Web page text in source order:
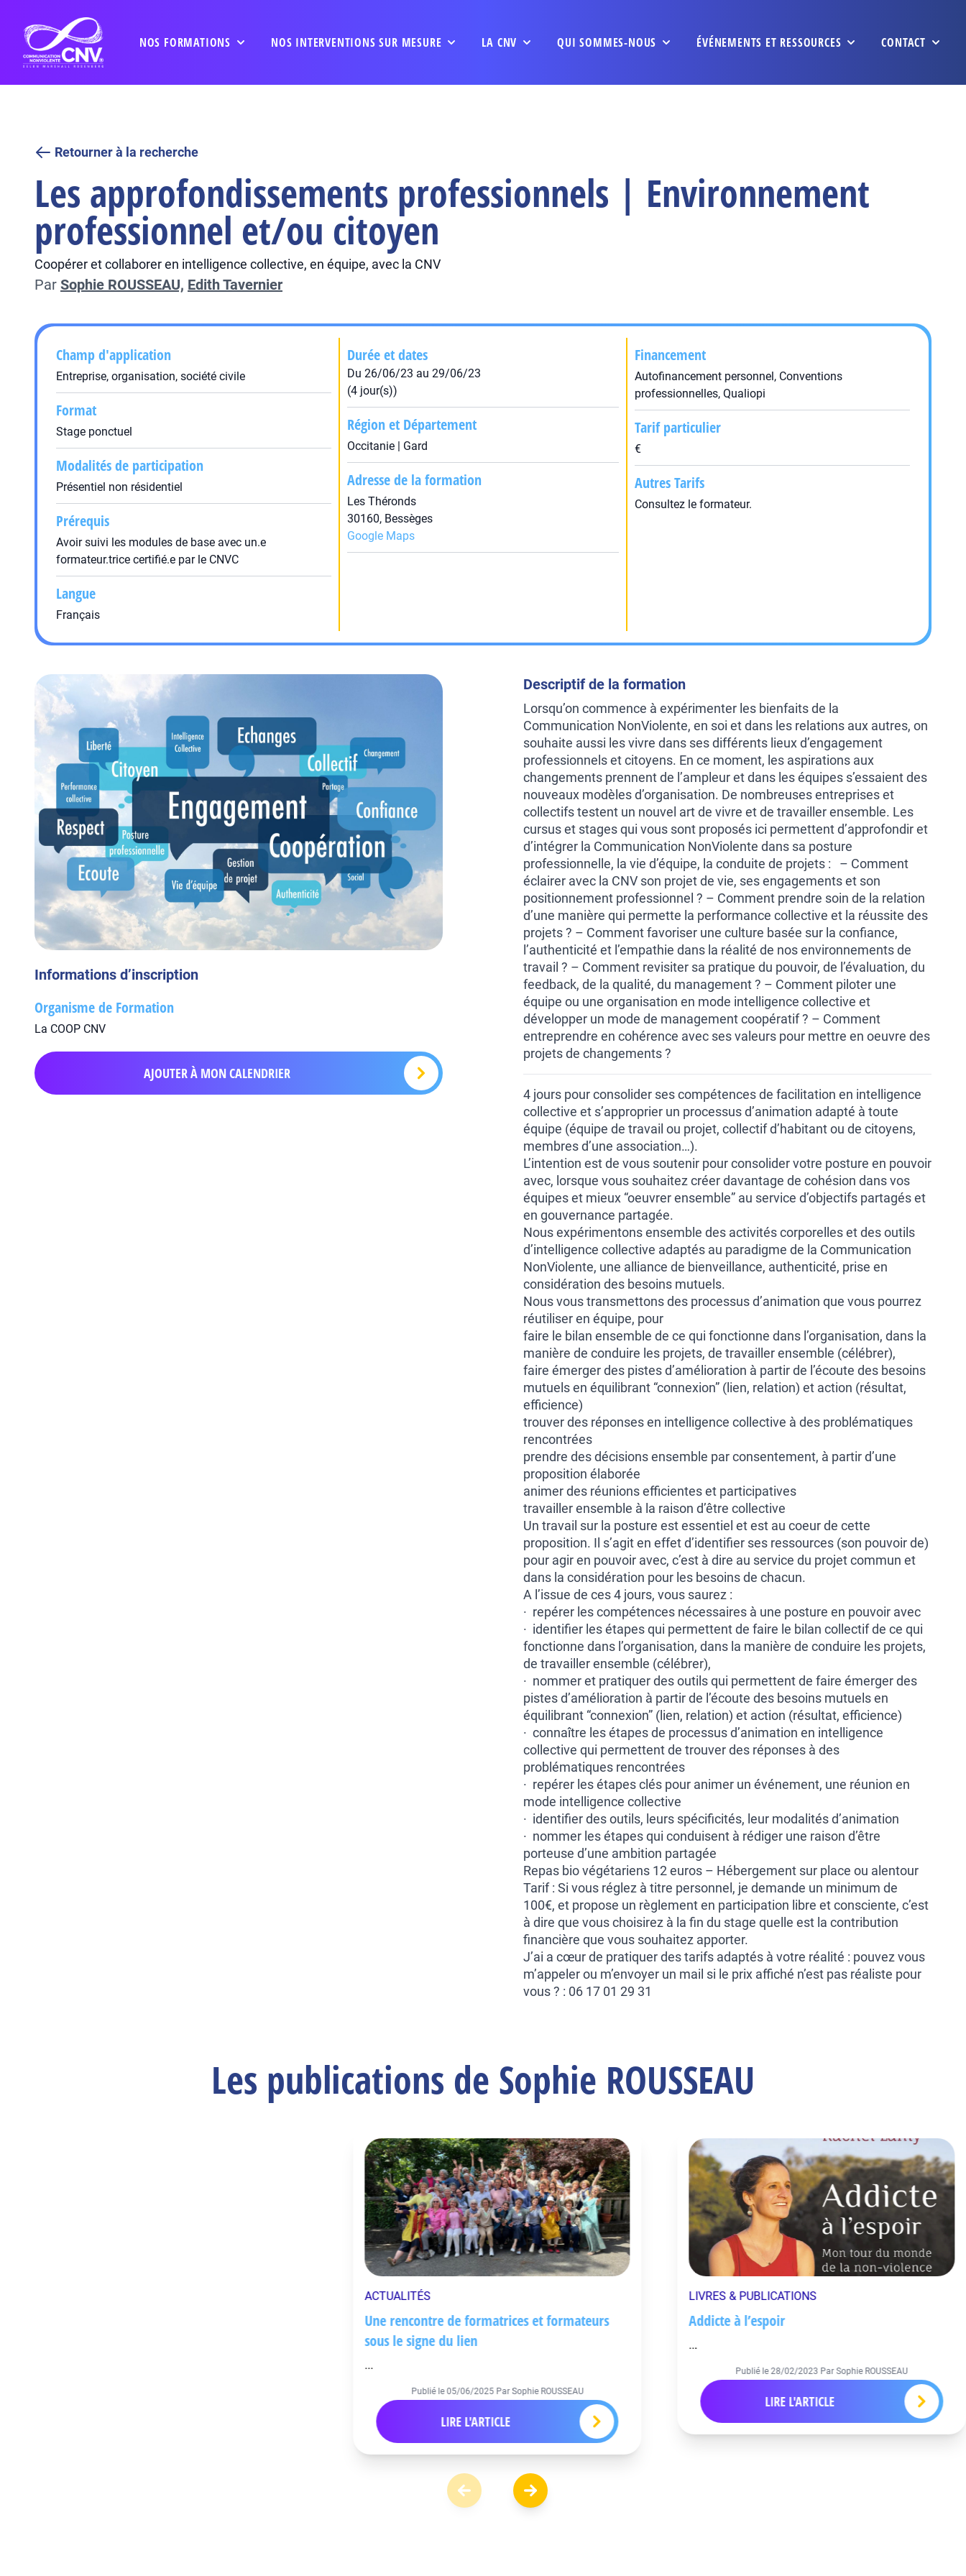
NOS FORMATIONS NOS INTERVENTIONS SUR MESURE LA CNV QUI SOMMES-NOUS ÉVÉNEMENTS ET RESSOURCES CONTACT
Retourner à la recherche
Les approfondissements professionnels | Environnement
professionnel et/ou citoyen
Coopérer et collaborer en intelligence collective, en équipe, avec la CNV
Par Sophie ROUSSEAU, Edith Tavernier
Champ d'application
Entreprise, organisation, société civile
Format
Stage ponctuel
Modalités de participation
Présentiel non résidentiel
Prérequis
Avoir suivi les modules de base avec un.e
formateur.trice certifié.e par le CNVC
Langue
Français
Durée et dates
Du 26/06/23 au 29/06/23
(4 jour(s))
Région et Département
Occitanie | Gard
Adresse de la formation
Les Théronds
30160, Bessèges
Google Maps
Financement
Autofinancement personnel, Conventions
professionnelles, Qualiopi
Tarif particulier
€
Autres Tarifs
Consultez le formateur.
Informations d’inscription
Organisme de Formation
La COOP CNV
AJOUTER À MON CALENDRIER
Descriptif de la formation
Lorsqu’on commence à expérimenter les bienfaits de la
Communication NonViolente, en soi et dans les relations aux autres, on
souhaite aussi les vivre dans ses différents lieux d’engagement
professionnels et citoyens. En ce moment, les aspirations aux
changements prennent de l’ampleur et dans les équipes s’essaient des
nouveaux modèles d’organisation. De nombreuses entreprises et
collectifs testent un nouvel art de vivre et de travailler ensemble. Les
cursus et stages qui vous sont proposés ici permettent d’approfondir et
d’intégrer la Communication NonViolente dans sa posture
professionnelle, la vie d’équipe, la conduite de projets : – Comment
éclairer avec la CNV son projet de vie, ses engagements et son
positionnement professionnel ? – Comment prendre soin de la relation
d’une manière qui permette la performance collective et la réussite des
projets ? – Comment favoriser une culture basée sur la confiance,
l’authenticité et l’empathie dans la réalité de nos environnements de
travail ? – Comment revisiter sa pratique du pouvoir, de l’évaluation, du
feedback, de la qualité, du management ? – Comment piloter une
équipe ou une organisation en mode intelligence collective et
développer un mode de management coopératif ? – Comment
entreprendre en cohérence avec ses valeurs pour mettre en oeuvre des
projets de changements ?
4 jours pour consolider ses compétences de facilitation en intelligence
collective et s’approprier un processus d’animation adapté à toute
équipe (équipe de travail ou projet, collectif d’habitant ou de citoyens,
membres d’une association…).
L’intention est de vous soutenir pour consolider votre posture en pouvoir
avec, lorsque vous souhaitez créer davantage de cohésion dans vos
équipes et mieux “oeuvrer ensemble” au service d’objectifs partagés et
en gouvernance partagée.
Nous expérimentons ensemble des activités corporelles et des outils
d’intelligence collective adaptés au paradigme de la Communication
NonViolente, une alliance de bienveillance, authenticité, prise en
considération des besoins mutuels.
Nous vous transmettons des processus d’animation que vous pourrez
réutiliser en équipe, pour
faire le bilan ensemble de ce qui fonctionne dans l’organisation, dans la
manière de conduire les projets, de travailler ensemble (célébrer),
faire émerger des pistes d’amélioration à partir de l’écoute des besoins
mutuels en équilibrant “connexion” (lien, relation) et action (résultat,
efficience)
trouver des réponses en intelligence collective à des problématiques
rencontrées
prendre des décisions ensemble par consentement, à partir d’une
proposition élaborée
animer des réunions efficientes et participatives
travailler ensemble à la raison d’être collective
Un travail sur la posture est essentiel et est au coeur de cette
proposition. Il s’agit en effet d’identifier ses ressources (son pouvoir de)
pour agir en pouvoir avec, c’est à dire au service du projet commun et
dans la considération pour les besoins de chacun.
A l’issue de ces 4 jours, vous saurez :
· repérer les compétences nécessaires à une posture en pouvoir avec
· identifier les étapes qui permettent de faire le bilan collectif de ce qui
fonctionne dans l’organisation, dans la manière de conduire les projets,
de travailler ensemble (célébrer),
· nommer et pratiquer des outils qui permettent de faire émerger des
pistes d’amélioration à partir de l’écoute des besoins mutuels en
équilibrant “connexion” (lien, relation) et action (résultat, efficience)
· connaître les étapes de processus d’animation en intelligence
collective qui permettent de trouver des réponses à des
problématiques rencontrées
· repérer les étapes clés pour animer un événement, une réunion en
mode intelligence collective
· identifier des outils, leurs spécificités, leur modalités d’animation
· nommer les étapes qui conduisent à rédiger une raison d’être
porteuse d’une ambition partagée
Repas bio végétariens 12 euros – Hébergement sur place ou alentour
Tarif : Si vous réglez à titre personnel, je demande un minimum de
100€, et propose un règlement en participation libre et consciente, c’est
à dire que vous choisirez à la fin du stage quelle est la contribution
financière que vous souhaitez apporter.
J’ai a cœur de pratiquer des tarifs adaptés à votre réalité : pouvez vous
m’appeler ou m’envoyer un mail si le prix affiché n’est pas réaliste pour
vous ? : 06 17 01 29 31
Les publications de Sophie ROUSSEAU
ACTUALITÉS
Une rencontre de formatrices et formateurs
sous le signe du lien
...
Publié le05/06/2025 Par Sophie ROUSSEAU
LIRE L'ARTICLE
LIVRES & PUBLICATIONS
Addicte à l’espoir
...
Publié le28/02/2023 Par Sophie ROUSSEAU
LIRE L'ARTICLE